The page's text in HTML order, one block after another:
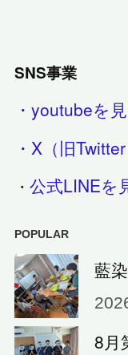
SNS事業
・youtubeを
・X（旧
・公式LINEを
POPULAR
藍
8月